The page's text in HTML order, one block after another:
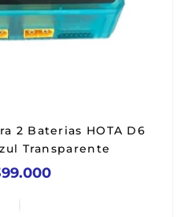
2 Baterias HOTA D6
Transparente